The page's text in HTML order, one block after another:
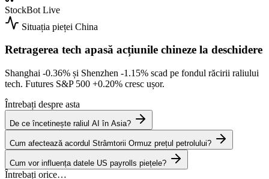
StockBot Live
Situația pieței China
Retragerea tech apasă acțiunile chineze la deschidere
Shanghai -0.36% și Shenzhen -1.15% scad pe fondul răcirii raliului
tech. Futures S&P 500 +0.20% cresc ușor.
Întrebați despre asta
De ce încetinește raliul AI în Asia?
Cum afectează acordul Strâmtorii Ormuz prețul petrolului?
Cum vor influența datele US payrolls piețele?